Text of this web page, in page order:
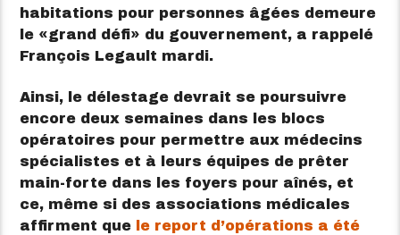
habitations pour personnes âgées demeure
le
grand défi
du gouvernement, a rappelé
François Legault mardi.
Ainsi, le délestage devrait se poursuivre
encore deux semaines dans les blocs
opératoires pour permettre aux médecins
spécialistes et à leurs équipes de prêter
main-forte dans les foyers pour aînés, et
ce, même si des associations médicales
affirment que
le report d’opérations a été